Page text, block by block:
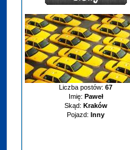
Liczba postów:67
Imię: Paweł
Skąd: Kraków
Pojazd: Inny